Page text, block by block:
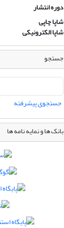
دوره انتشار
شاپا چاپی
شاپا الکترونیکی
جستجو
جستجوی پیشرفته
بانک ها و نمایه نامه ها